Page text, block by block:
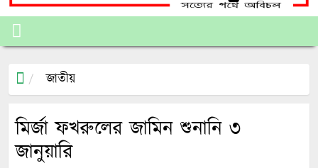
জাতীয়
মির্জা ফখরুলের জামিন শুনানি ৩
জানুয়ারি